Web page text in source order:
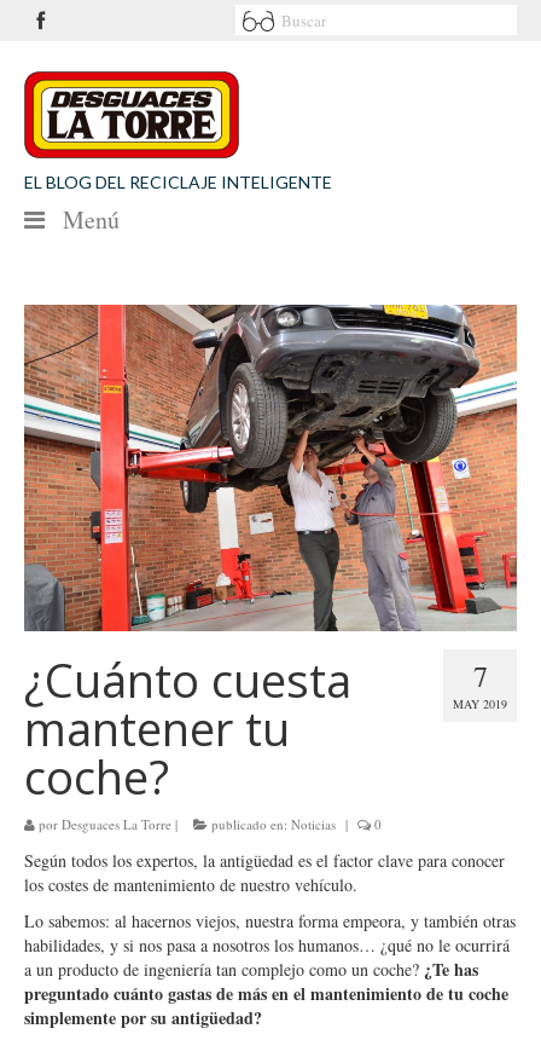
EL BLOG DEL RECICLAJE INTELIGENTE
Menú
SEGURIDAD VIAL
MEDIO AMBIENTE
PATROCINIOS
CONTACTO
Desguaces La Torre
7
MAY 2019
¿Cuánto cuesta
mantener tu
coche?
por Desguaces La Torre | publicado en: Noticias | 0
Según todos los expertos, la antigüedad es el factor clave para conocer
los costes de mantenimiento de nuestro vehículo.
Lo sabemos: al hacernos viejos, nuestra forma empeora, y también otras
habilidades, y si nos pasa a nosotros los humanos… ¿qué no le ocurrirá
a un producto de ingeniería tan complejo como un coche? ¿Te has
preguntado cuánto gastas de más en el mantenimiento de tu coche
simplemente por su antigüedad?